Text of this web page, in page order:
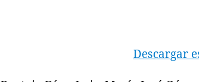
Descargar